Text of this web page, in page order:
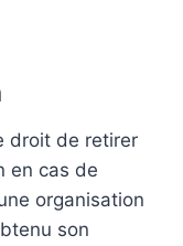
droit de retirer
en cas de
organisation
son